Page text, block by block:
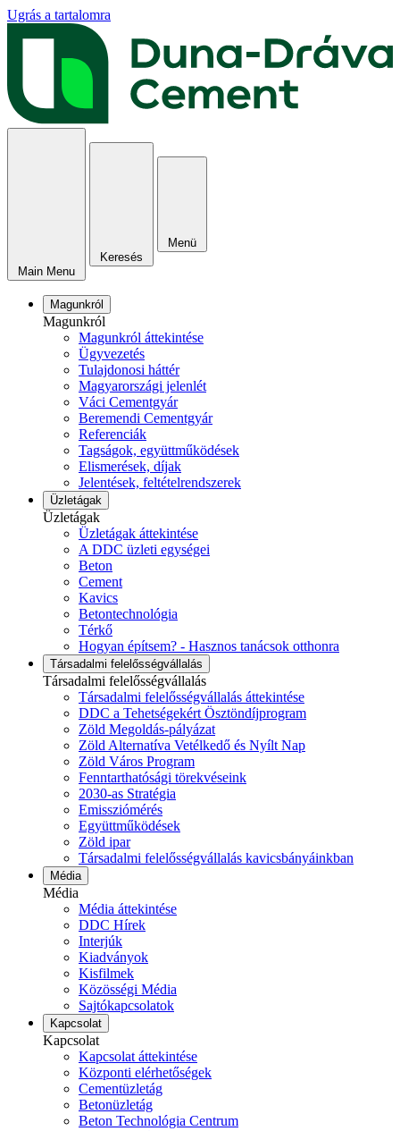
Ugrás a tartalomra
Main Menu
Keresés
Menü
Magunkról
Magunkról
Magunkról áttekintése
Ügyvezetés
Tulajdonosi háttér
Magyarországi jelenlét
Váci Cementgyár
Beremendi Cementgyár
Referenciák
Tagságok, együttműködések
Elismerések, díjak
Jelentések, feltételrendszerek
Üzletágak
Üzletágak
Üzletágak áttekintése
A DDC üzleti egységei
Beton
Cement
Kavics
Betontechnológia
Térkő
Hogyan építsem? - Hasznos tanácsok otthonra
Társadalmi felelősségvállalás
Társadalmi felelősségvállalás
Társadalmi felelősségvállalás áttekintése
DDC a Tehetségekért Ösztöndíjprogram
Zöld Megoldás-pályázat
Zöld Alternatíva Vetélkedő és Nyílt Nap
Zöld Város Program
Fenntarthatósági törekvéseink
2030-as Stratégia
Emissziómérés
Együttműködések
Zöld ipar
Társadalmi felelősségvállalás kavicsbányáinkban
Média
Média
Média áttekintése
DDC Hírek
Interjúk
Kiadványok
Kisfilmek
Közösségi Média
Sajtókapcsolatok
Kapcsolat
Kapcsolat
Kapcsolat áttekintése
Központi elérhetőségek
Cementüzletág
Betonüzletág
Beton Technológia Centrum